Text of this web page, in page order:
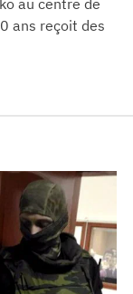
au centre de
ans reçoit des